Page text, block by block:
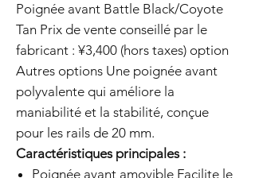
Poignée avant Battle Black/Coyote
Tan Prix de vente conseillé par le
fabricant : ¥3,400 (hors taxes) option
Autres options Une poignée avant
polyvalente qui améliore la
maniabilité et la stabilité, conçue
pour les rails de 20 mm.
Caractéristiques principales :
Poignée avant amovible Facilite le